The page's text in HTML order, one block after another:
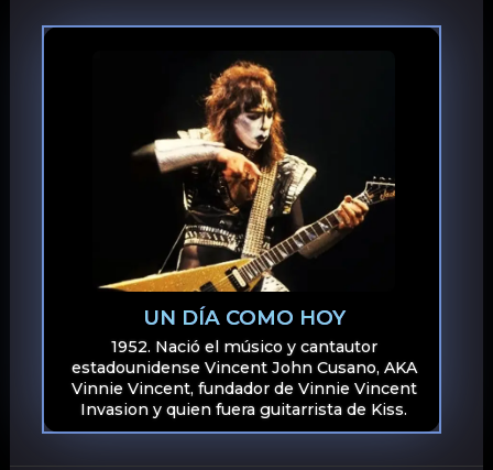
UN DÍA COMO HOY
1952. Nació el músico y cantautor
estadounidense Vincent John Cusano, AKA
Vinnie Vincent, fundador de Vinnie Vincent
Invasion y quien fuera guitarrista de Kiss.